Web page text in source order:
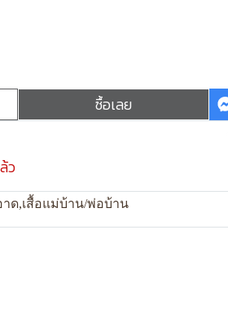
ซื้อเลย
ว
าด,เสื้อแม่บ้าน/พ่อบ้าน